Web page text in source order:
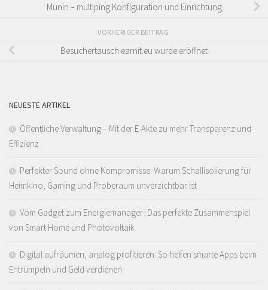
Munin – multiping Konfiguration und Einrichtung
VORHERIGER BEITRAG
Besuchertausch earnit.eu wurde eröffnet
NEUESTE ARTIKEL
Öffentliche Verwaltung – Mit der E-Akte zu mehr Transparenz und
Effizienz
Perfekter Sound ohne Kompromisse: Warum Schallisolierung für
Heimkino, Gaming und Proberaum unverzichtbar ist
Vom Gadget zum Energiemanager: Das perfekte Zusammenspiel
von Smart Home und Photovoltaik
Digital aufräumen, analog profitieren: So helfen smarte Apps beim
Entrümpeln und Geld verdienen